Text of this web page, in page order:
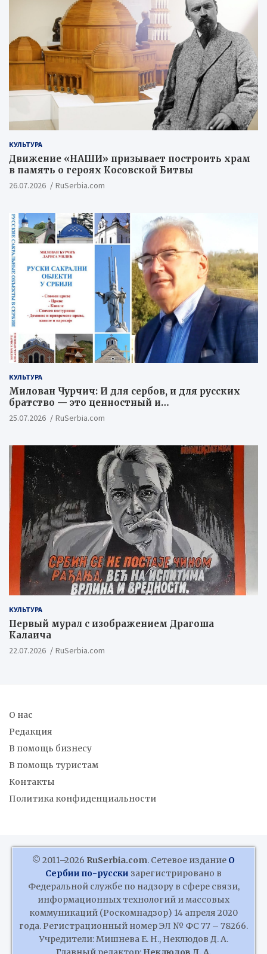
КУЛЬТУРА
Движение «НАШИ» призывает построить храм
в память о героях Косовской Битвы
26.07.2026 RuSerbia.com
КУЛЬТУРА
Милован Чурчич: И для сербов, и для русских
братство — это ценностный и
цивилизационный концепт
25.07.2026 RuSerbia.com
КУЛЬТУРА
Первый мурал с изображением Драгоша
Калаича
22.07.2026 RuSerbia.com
О нас
Редакция
В помощь бизнесу
В помощь туристам
Контакты
Политика конфиденциальности
© 2011–2026 RuSerbia.com. Сетевое издание О
Сербии по-русски зарегистрировано в
Федеральной службе по надзору в сфере связи,
информационных технологий и массовых
коммуникаций (Роскомнадзор) 14 апреля 2020
года. Регистрационный номер ЭЛ № ФС 77 – 78266.
Учредители: Мишнева Е. Н., Неклюдов Д. А.